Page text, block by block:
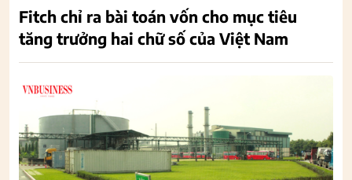
Fitch chỉ ra bài toán vốn cho mục tiêu
tăng trưởng hai chữ số của Việt Nam